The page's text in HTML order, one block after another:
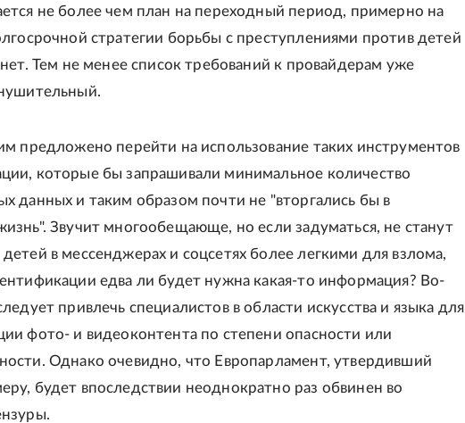
не более чем план на переходный период, примерно на
стратегии борьбы с преступлениями против детей
Тем не менее список требований к провайдерам уже
предложено перейти на использование таких инструментов
которые бы запрашивали минимальное количество
данных и таким образом почти не "вторгались бы в
Звучит многообещающе, но если задуматься, не станут
в мессенджерах и соцсетях более легкими для взлома,
едва ли будет нужна какая-то информация? Во-
привлечь специалистов в области искусства и языка для
фото- и видеоконтента по степени опасности или
Однако очевидно, что Европарламент, утвердивший
будет впоследствии неоднократно раз обвинен во